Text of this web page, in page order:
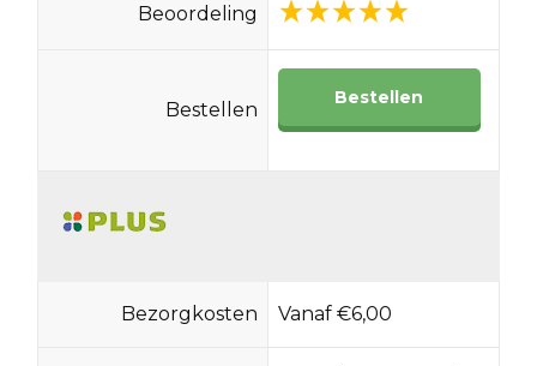
Beoordeling
Bestellen
Bestellen
Bezorgkosten Vanaf €6,00